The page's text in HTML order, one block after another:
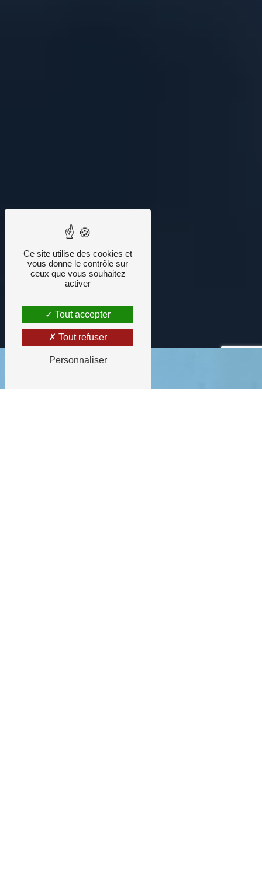
Ce site utilise des cookies et
vous donne le contrôle sur
ceux que vous souhaitez
activer
Tout accepter
Tout refuser
Personnaliser